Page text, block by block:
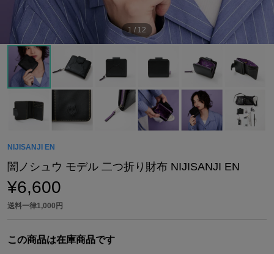
1 / 12
NIJISANJI EN
闇ノシュウ モデル 二つ折り財布 NIJISANJI EN
¥6,600
送料一律1,000円
この商品は在庫商品です